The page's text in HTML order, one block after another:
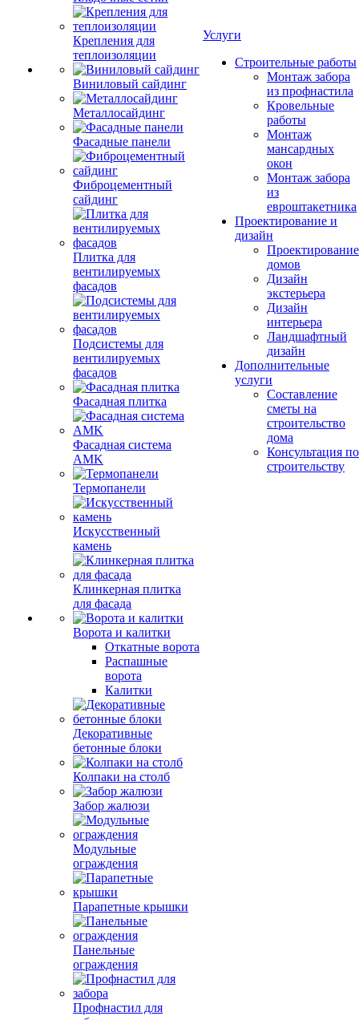
Крепления для
теплоизоляции
Виниловый сайдинг
Металлосайдинг
Фасадные панели
Фиброцементный
сайдинг
Плитка для
вентилируемых
фасадов
Подсистемы для
вентилируемых
фасадов
Фасадная плитка
Фасадная система
AMK
Термопанели
Искусственный
камень
Клинкерная плитка
для фасада
Ворота и калитки
Откатные ворота
Распашные
ворота
Калитки
Декоративные
бетонные блоки
Колпаки на столб
Забор жалюзи
Модульные
ограждения
Парапетные крышки
Панельные
ограждения
Профнастил для
Услуги
Строительные работы
Монтаж забора
из профнастила
Кровельные
работы
Монтаж
мансардных
окон
Монтаж забора
из
евроштакетника
Проектирование и
дизайн
Проектирование
домов
Дизайн
экстерьера
Дизайн
интерьера
Ландшафтный
дизайн
Дополнительные
услуги
Составление
сметы на
строительство
дома
Консультация по
строительству